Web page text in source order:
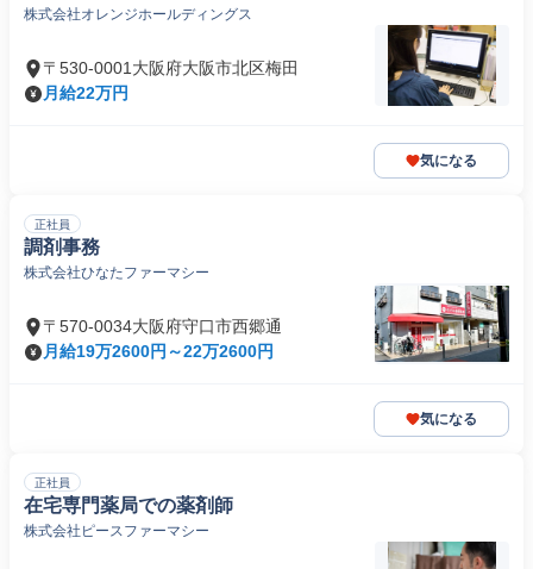
株式会社オレンジホールディングス
〒530-0001大阪府大阪市北区梅田
月給22万円
気になる
正社員
調剤事務
株式会社ひなたファーマシー
〒570-0034大阪府守口市西郷通
月給19万2600円～22万2600円
気になる
正社員
在宅専門薬局での薬剤師
株式会社ピースファーマシー